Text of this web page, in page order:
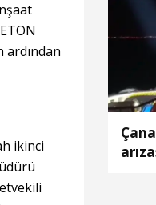
ardından
ikinci